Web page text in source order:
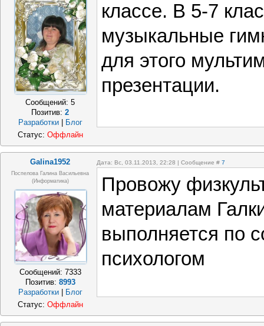
Сообщений:5
Позитив:2
Разработки
Блог
классе. В 5-7
музыкальные
для этого
презентации.
Статус: Оффлайн
Galina1952 Дата: Вс, 03.11.2013, 22:28 | Сообщение # 7
Поспелова Галина Васильевна
(информатика)
Сообщений: 7333
Позитив: 8993
Разработки
Блог
Провожу
материалам
выполняется по
психологом
Статус: Оффлайн